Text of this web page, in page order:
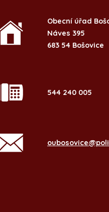
Obecní úřad
Náves 395
683 54 Bošovice
544 240 005